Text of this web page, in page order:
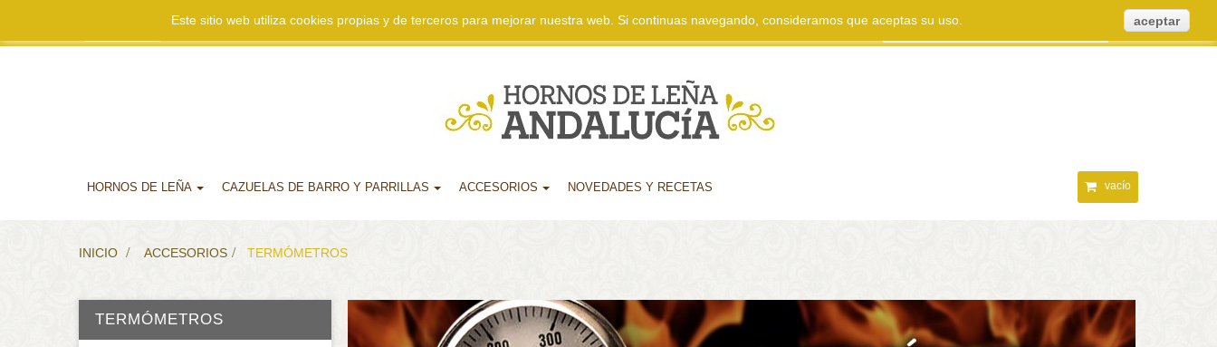
vacío
HORNOS DE LEÑA CAZUELAS DE BARRO Y PARRILLAS ACCESORIOS NOVEDADES Y RECETAS
INICIO > ACCESORIOS > TERMÓMETROS
TERMÓMETROS
Este sitio web utiliza cookies propias y de terceros para mejorar nuestra web. Si continuas navegando, consideramos que aceptas su uso. aceptar